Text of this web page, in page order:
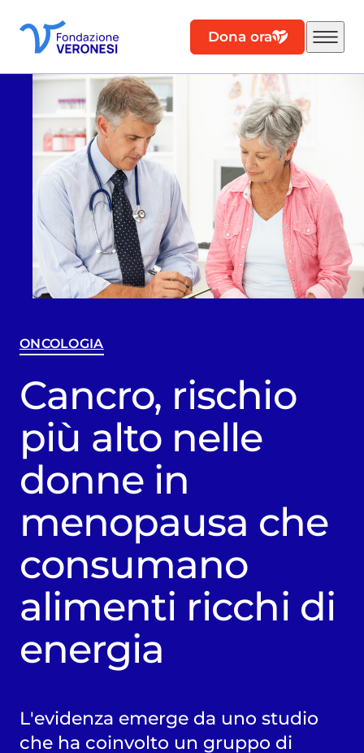
Dona ora
ONCOLOGIA
Cancro, rischio
più alto nelle
donne in
menopausa che
consumano
alimenti ricchi di
energia
L'evidenza emerge da uno studio
che ha coinvolto un gruppo di